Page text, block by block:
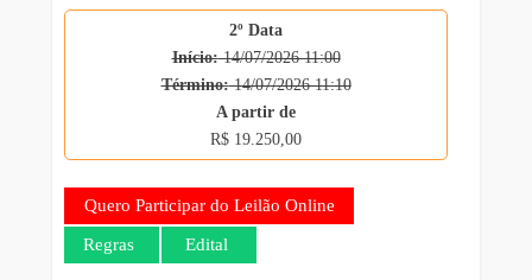
2º Data
Início:14/07/2026 11:00
Término:14/07/2026 11:10
A partir de
R$ 19.250,00
Quero Participar do Leilão Online
Regras Edital